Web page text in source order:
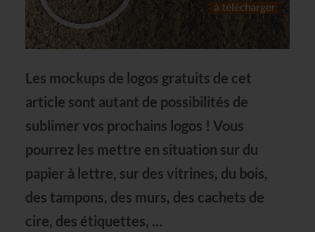
Les mockups de logos gratuits de cet
article sont autant de possibilités de
sublimer vos prochains logos ! Vous
pourrez les mettre en situation sur du
papier à lettre, sur des vitrines, du bois,
des tampons, des murs, des cachets de
cire, des étiquettes, …